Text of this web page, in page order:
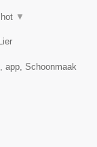
▼
app, Schoonmaak